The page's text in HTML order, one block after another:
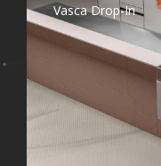
Vasca Drop-In